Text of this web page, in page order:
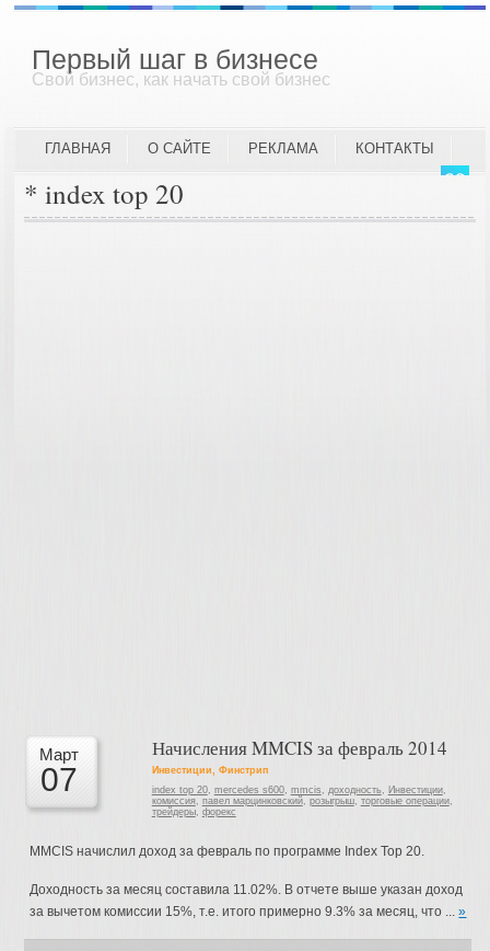
Первый шаг в бизнесе
Свой бизнес, как начать свой бизнес
ГЛАВНАЯ О САЙТЕ РЕКЛАМА КОНТАКТЫ
* index top 20
Март
07
Начисления MMCIS за февраль 2014
Инвестиции, Финстрип
index top 20, mercedes s600, mmcis , доходность, Инвестиции,
комиссия, павел марцинковский, розыгрыш, торговые операции,
трейдеры, форекс
MMCIS начислил доход за февраль по программе Index Top 20.
Доходность за месяц составила 11.02%. В отчете выше указан доход
за вычетом комиссии 15%, т.е. итого примерно 9.3% за месяц, что ...»